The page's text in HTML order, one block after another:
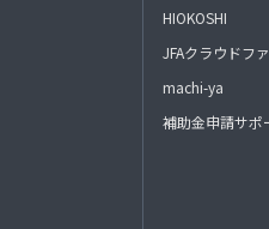
HIOKOSHI
JFAクラウドフ
machi-ya
補助金申請サポ